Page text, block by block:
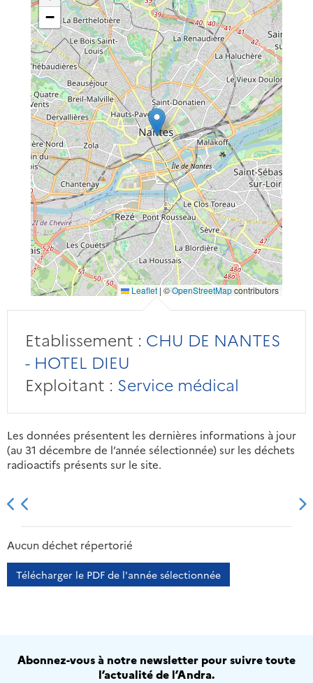
−
Leaflet | ©OpenStreetMapcontributors
Etablissement : CHU DE NANTES
- HOTEL DIEU
Exploitant : Service médical
Les données présentent les dernières informations à jour
(au 31 décembre de l’année sélectionnée) sur les déchets
radioactifs présents sur le site.
2013 2014
Aucun déchet répertorié
Télécharger le PDF de l'année sélectionnée
Abonnez-vous à notre newsletter pour suivre toute
l’actualité de l’Andra.